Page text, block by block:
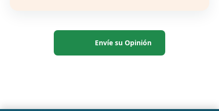
Envíe su Opinión